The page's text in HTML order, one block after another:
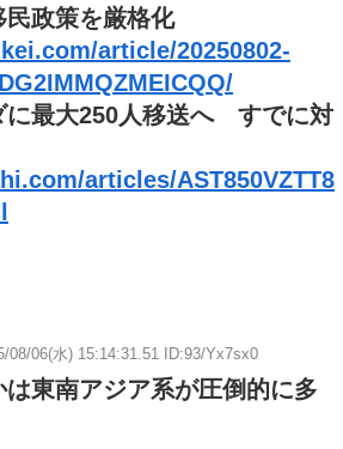
政策を厳格化
article/20250802-
に最大250人移送へ すでに対
articles/AST850VZTT8
08/06(水) 15:14:31.51 ID:93/Yx7sx0
東南アジア系が圧倒的に多